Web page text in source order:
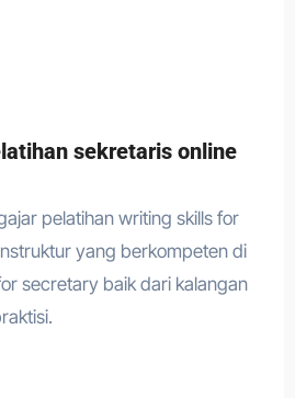
sekretaris online
pelatihan writing skills for
yang berkompeten di
secretary baik dari kalangan